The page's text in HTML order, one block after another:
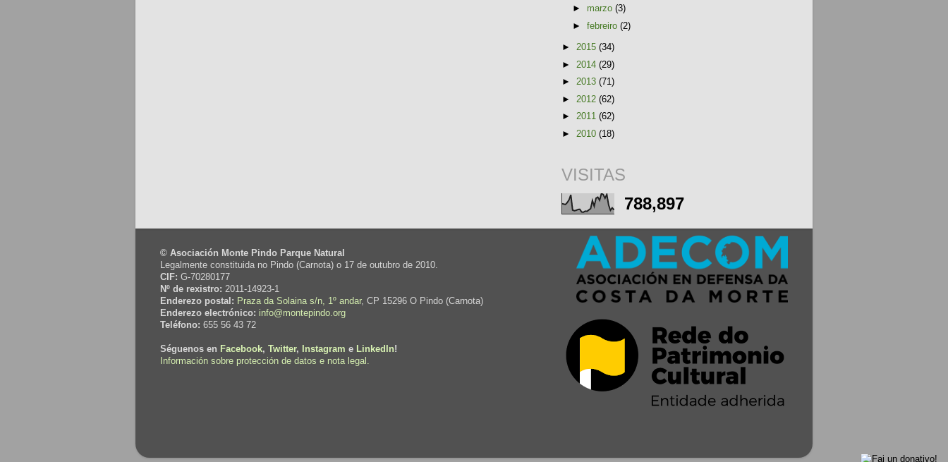
► marzo(3)
►febreiro(2)
► 2015 (34)
► 2014 (29)
► 2013 (71)
► 2012 (62)
► 2011 (62)
► 2010 (18)
VISITAS
788,897
© Asociación Monte Pindo Parque Natural
Legalmente constituida no Pindo (Carnota) o 17 de outubro de 2010.
CIF: G-70280177
Nº de rexistro: 2011-14923-1
Enderezo postal: Praza da Solaina s/n, 1º andar, CP 15296 O Pindo (Carnota)
Enderezo electrónico: info@montepindo.org
Teléfono: 655 56 43 72
Séguenos en Facebook, Twitter, Instagram e LinkedIn!
Información sobre protección de datos e nota legal.